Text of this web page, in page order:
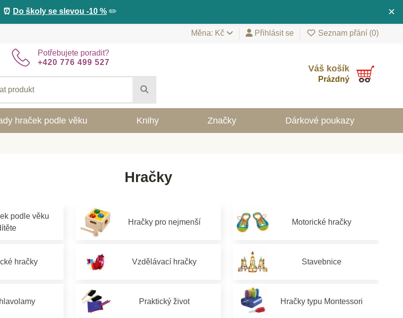
×
⏰ Do školy se slevou -10 % ✏️
Měna: Kč Přihlásit se Seznam přání (0)
Potřebujete poradit?
+420 776 499 527
Váš košík
Prázdný
hraček podle věku Knihy Značky Dárkové poukazy
Hračky
podle věku
Hračky pro nejmenší Motorické hračky
hračky Vzdělávací hračky Stavebnice
Praktický život Hračky typu Montessori